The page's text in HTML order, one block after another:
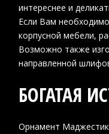
интереснее и
Если Вам
корпусной мебели,
Возможно также
направленной
БОГАТАЯ
Орнамент Маджестик